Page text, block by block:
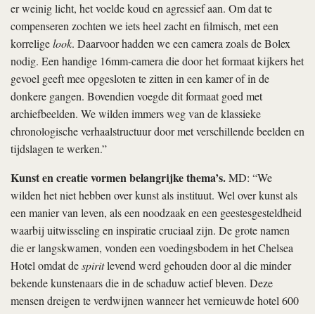
er weinig licht, het voelde koud en agressief aan. Om dat te
compenseren zochten we iets heel zacht en filmisch, met een
korreligelook. Daarvoor hadden we een camera zoals de Bolex
nodig. Een handige 16mm-camera die door het formaat kijkers het
gevoel geeft mee opgesloten te zitten in een kamer of in de
donkere gangen. Bovendien voegde dit formaat goed met
archiefbeelden. We wilden immers weg van de klassieke
chronologische verhaalstructuur door met verschillende beelden en
tijdslagen te werken.”
Kunst en creatie vormen belangrijke thema’s.MD: “We
wilden het niet hebben over kunst als instituut. Wel over kunst als
een manier van leven, als een noodzaak en een geestesgesteldheid
waarbij uitwisseling en inspiratie cruciaal zijn. De grote namen
die er langskwamen, vonden een voedingsbodem in het Chelsea
Hotel omdat despiritlevend werd gehouden door al die minder
bekende kunstenaars die in de schaduw actief bleven. Deze
mensen dreigen te verdwijnen wanneer het vernieuwde hotel 600